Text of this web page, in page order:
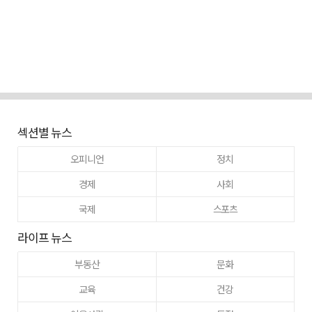
섹션별 뉴스
오피니언
정치
경제
사회
국제
스포츠
라이프 뉴스
부동산
문화
교육
건강